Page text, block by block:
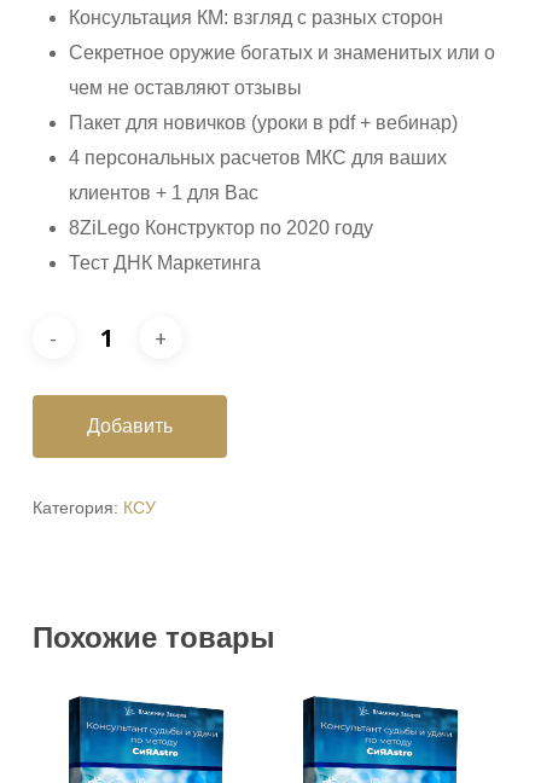
Консультация КМ: взгляд с разных сторон
Секретное оружие богатых и знаменитых или о
чем не оставляют отзывы
Пакет для новичков (уроки в pdf + вебинар)
4 персональных расчетов МКС для ваших
клиентов + 1 для Вас
8ZiLego Конструктор по 2020 году
Тест ДНК Маркетинга
Добавить
Категория: КСУ
Похожие товары